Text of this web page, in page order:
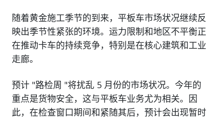
随着黄金施工季节的到来，平板车市场状况继续反
映出季节性紧张的环境。运力限制和地区不平衡正
在推动卡车的持续竞争，特别是在核心建筑和工业
走廊。
预计 "路检周 "将扰乱 5 月份的市场状况。今年的
重点是货物安全，这与平板车业务尤为相关。因
此，在检查窗口期间和紧随其后，预计会出现暂时